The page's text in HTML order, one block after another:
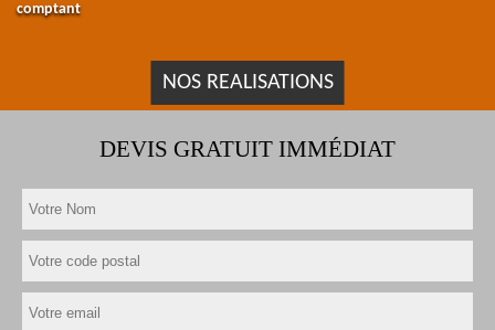
comptant
NOS REALISATIONS
DEVIS GRATUIT IMMÉDIAT